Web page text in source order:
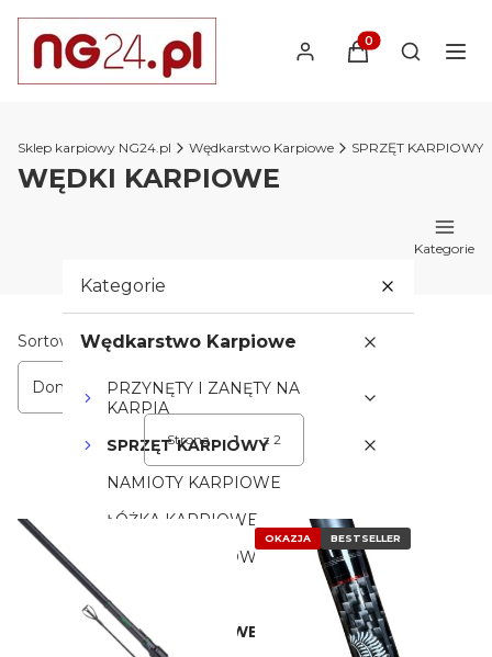
Produkty w
Otwórz
Sklep karpiowy NG24.pl Wędkarstwo Karpiowe SPRZĘT KARPIOWY
WĘDKI KARPIOWE
Kategorie
Kategorie
Wędkarstwo Karpiowe
PRZYNĘTY I ZANĘTY NA
KARPIA
SPRZĘT KARPIOWY
NAMIOTY KARPIOWE
ŁÓŻKA KARPIOWE
FOTELE KARPIOWE
ŚPIWORY
WĘDKI KARPIOWE
Lista produktów
Sortowanie:
Domyślne
Strona z 2
Następne produkty
OKAZJA BESTSELLER